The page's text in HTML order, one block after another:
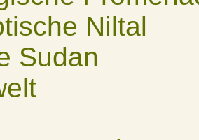
Niltal
Sudan